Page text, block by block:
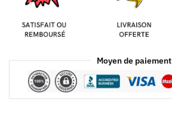
Moyen de paiement